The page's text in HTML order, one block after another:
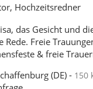
Hochzeitsredner
das Gesicht und
Rede. Freie
& freie
(DE) - 150